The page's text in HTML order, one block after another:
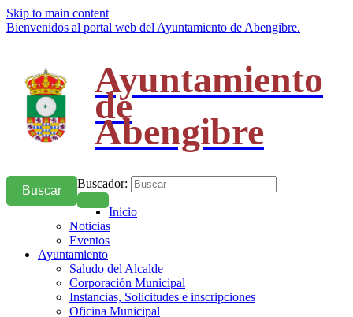
Skip to main content
Bienvenidos al portal web del Ayuntamiento de Abengibre.
Ayuntamiento
de
Abengibre
Buscador:
Buscar
Inicio
Noticias
Eventos
Ayuntamiento
Saludo del Alcalde
Corporación Municipal
Instancias, Solicitudes e inscripciones
Oficina Municipal